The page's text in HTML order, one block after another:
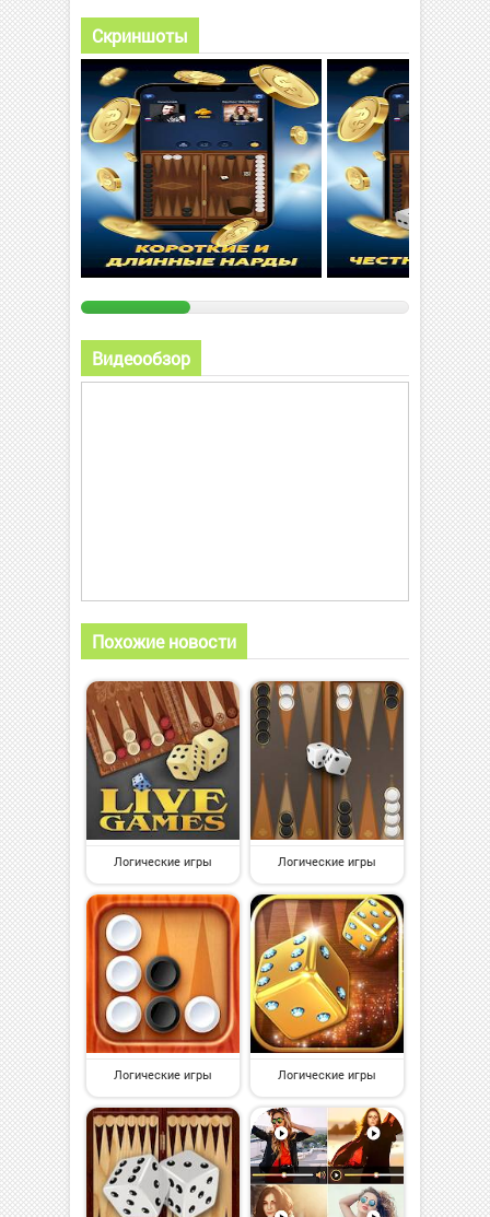
Скриншоты
Видеообзор
Похожие новости
Логические игры Логические игры
Логические игры Логические игры